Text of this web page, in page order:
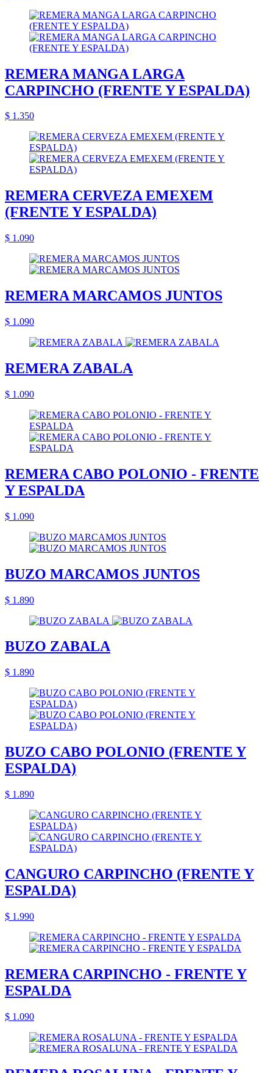
REMERA MANGA LARGA
CARPINCHO (FRENTE Y ESPALDA)
$ 1.350
REMERA CERVEZA EMEXEM
(FRENTE Y ESPALDA)
$ 1.090
REMERA MARCAMOS JUNTOS
$ 1.090
REMERA ZABALA
$ 1.090
REMERA CABO POLONIO - FRENTE
Y ESPALDA
$ 1.090
BUZO MARCAMOS JUNTOS
$ 1.890
BUZO ZABALA
$ 1.890
BUZO CABO POLONIO (FRENTE Y
ESPALDA)
$ 1.890
CANGURO CARPINCHO (FRENTE Y
ESPALDA)
$ 1.990
REMERA CARPINCHO - FRENTE Y
ESPALDA
$ 1.090